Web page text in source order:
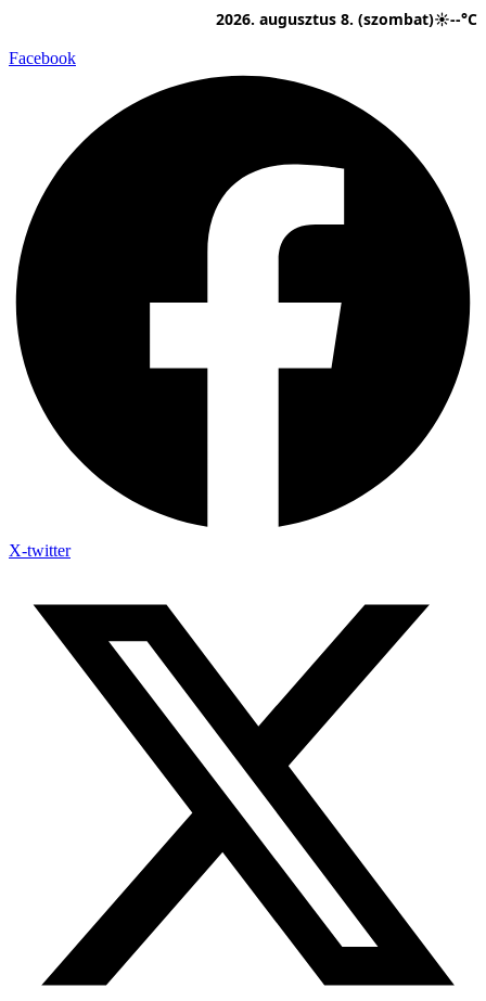
tartalomhoz
2026. augusztus 8. (szombat)☀--°C
Facebook
X-twitter